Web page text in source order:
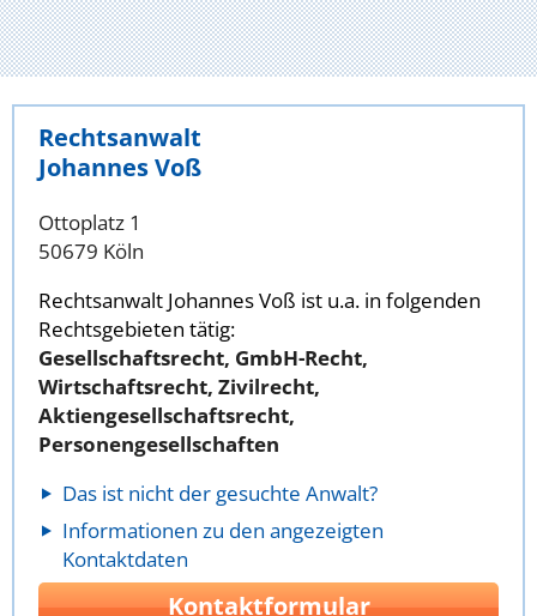
Rechtsanwalt
Johannes Voß
Ottoplatz 1
50679 Köln
Rechtsanwalt Johannes Voß ist u.a. in folgenden
Rechtsgebieten tätig:
Gesellschaftsrecht, GmbH-Recht,
Wirtschaftsrecht, Zivilrecht,
Aktiengesellschaftsrecht,
Personengesellschaften
Das ist nicht der gesuchte Anwalt?
Informationen zu den angezeigten
Kontaktdaten
Kontaktformular